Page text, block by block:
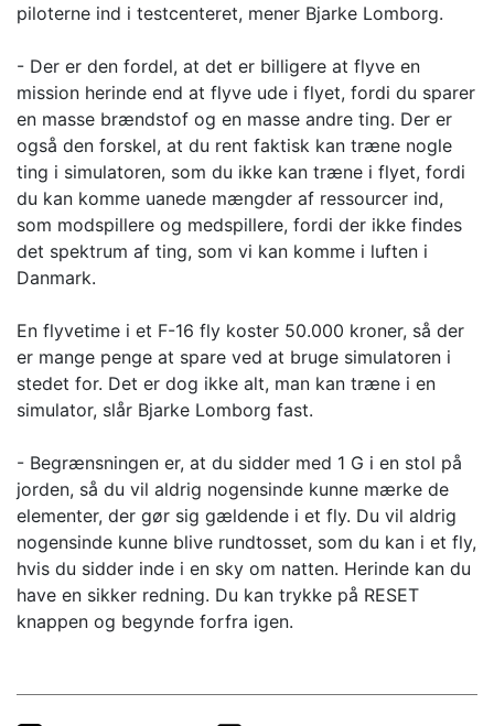
piloterne ind i testcenteret, mener Bjarke Lomborg.
- Der er den fordel, at det er billigere at flyve en
mission herinde end at flyve ude i flyet, fordi du sparer
en masse brændstof og en masse andre ting. Der er
også den forskel, at du rent faktisk kan træne nogle
ting i simulatoren, som du ikke kan træne i flyet, fordi
du kan komme uanede mængder af ressourcer ind,
som modspillere og medspillere, fordi der ikke findes
det spektrum af ting, som vi kan komme i luften i
Danmark.
En flyvetime i et F-16 fly koster 50.000 kroner, så der
er mange penge at spare ved at bruge simulatoren i
stedet for. Det er dog ikke alt, man kan træne i en
simulator, slår Bjarke Lomborg fast.
- Begrænsningen er, at du sidder med 1 G i en stol på
jorden, så du vil aldrig nogensinde kunne mærke de
elementer, der gør sig gældende i et fly. Du vil aldrig
nogensinde kunne blive rundtosset, som du kan i et fly,
hvis du sidder inde i en sky om natten. Herinde kan du
have en sikker redning. Du kan trykke på RESET
knappen og begynde forfra igen.